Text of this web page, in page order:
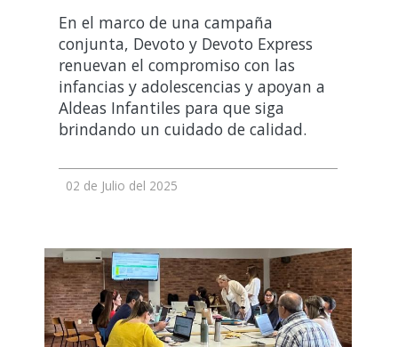
En el marco de una campaña
conjunta, Devoto y Devoto Express
renuevan el compromiso con las
infancias y adolescencias y apoyan a
Aldeas Infantiles para que siga
brindando un cuidado de calidad.
02 de Julio del 2025